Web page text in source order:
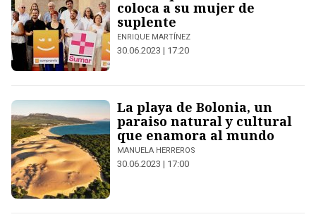
coloca a su mujer de
suplente
ENRIQUE MARTÍNEZ
30.06.2023 | 17:20
La playa de Bolonia, un
paraiso natural y cultural
que enamora al mundo
MANUELA HERREROS
30.06.2023 | 17:00